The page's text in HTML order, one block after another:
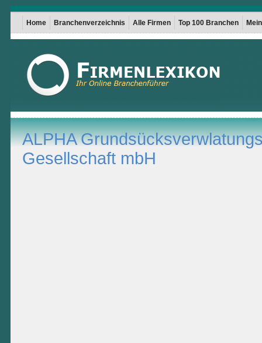
Home Branchenverzeichnis Alle Firmen Top 100 Branchen
ALPHA
Gesellschaft mbH